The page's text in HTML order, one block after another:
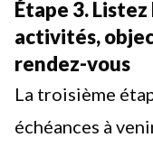
Étape 3.
activités,
rendez-vous
La troisième
échéances à